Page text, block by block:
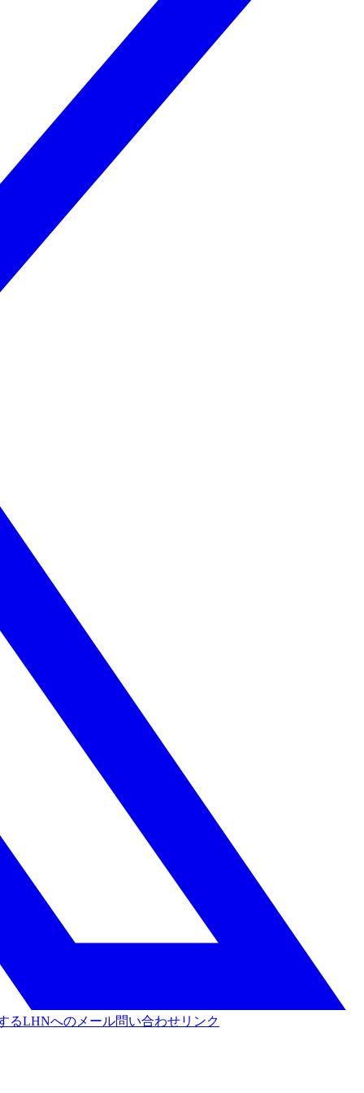
るLHNへのメール問い合わせリンク